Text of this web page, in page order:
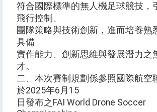
符合國際標準的無人機足球競技，
飛行控制、
團隊策略與技術創新，進而培養熟
具備
實作能力、創新思維與發展潛力之
才。
二、本次賽制規劃係參照國際航空
於2025年6月15
日發布之FAI World Drone Soccer